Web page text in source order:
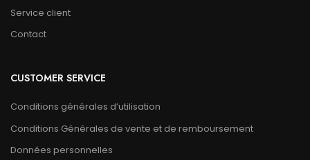
Service client
Contact
CUSTOMER SERVICE
Conditions générales d’utilisation
Conditions Générales de vente et de remboursement
Données personnelles